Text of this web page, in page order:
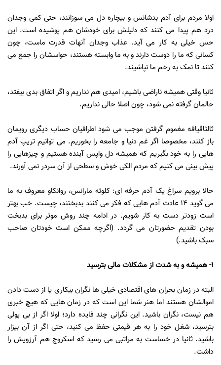
اولا مردم برای آدم بدشانس و بیچاره دل می سوزانند، حتی کمی وجدان
درد هم پیدا می کنند که دلیلش برای خودشان هم پوشیده است. این
حس خیلی به کار می آید. عذاب وجدان آنهات قدرت ماست، چون
کسانی که ما را دوست دارند و به ما وابسته هستند، حواسشان را جمع می
کنند تا نمک به زخم ما نپاشیند.
ثانیا وقتی همیشه ناراضی باشیم، امیدی هم نداریم و اگر اتفاق بدی بیفتد،
حالمان گرفته نمی شود، چون اصلا حالی نداریم.
ثالثاقیافه مغموم گرفتن موجب می شود اطرافیان حساب دیگری رویمان
باز کنند، مخصوصا اگر غم دنیا و جامعه را بخوریم. می توانیم تریپ آدم
هایی را به خود بگیریم که همیشه دل واپس آینده هستیم و چیزهایی را
پیش بینی می کنیم که مردم الکی خوش و سطحی از آن سردر نمی آورند.
حالا برویم سراغ یک آدم حرفه ای: کلوئه مارانس، روانکاو معروف به ما
می گوید 14 عادت آدم هایی که فکر می کنند بدبختند، چیست. خب بهتر
است زودتر دست به کار شویم. در ادامه چند روش موثر برای بدبخت
بودن تقدیم حضورتان می گردد. (اگرچه ممکن است خودتان صاحب
سبک باشید.)
1- همیشه و به شدت از مشکلات مالی بترسید
البته در زمان بحران های اقتصادی خیلی ها نگران بیکاری یا از دست دادن
اموالشان هستند اما هنر شما این است که در زمان هایی که هیچ خبری
هم نیست، نگران باشید. این نگرانی چند فایده دارد؛ اولا اگر از بی پولی
بترسید، شغل خود را به هر قیمتی حفظ می کنید، حتی اگر از آن بیزار
باشید. ثانیا در خساست به مراتبی می رسید که اسکروچ هم آرزویش را
داشت.